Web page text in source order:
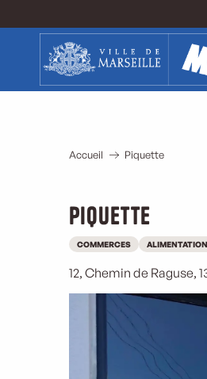
contenu
Accueil Piquette
Piquette
COMMERCES ALIMENTATION
12, Chemin de Raguse,